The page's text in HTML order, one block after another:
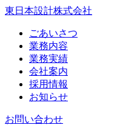
東日本設計株式会社
ごあいさつ
業務内容
業務実績
会社案内
採用情報
お知らせ
お問い合わせ